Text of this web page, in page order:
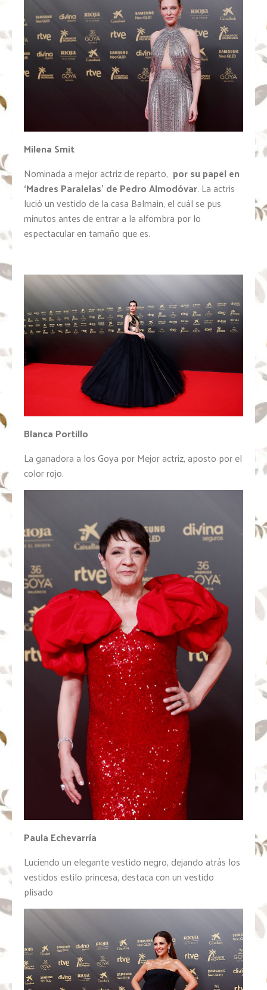
Milena Smit
Nominada a mejor actriz de reparto, por su papel en
‘Madres Paralelas’ de Pedro Almodóvar. La actris
lució un vestido de la casa Balmain, el cuál se pus
minutos antes de entrar a la alfombra por lo
espectacular en tamaño que es.
Blanca Portillo
La ganadora a los Goya por Mejor actriz, aposto por el
color rojo.
Paula Echevarría
Luciendo un elegante vestido negro, dejando atrás los
vestidos estilo princesa, destaca con un vestido
plisado